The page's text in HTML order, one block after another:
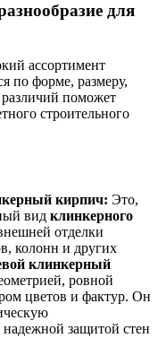
для
ассортимент
по форме, размеру,
поможет
строительного
кирпич: Это,
вид клинкерного
отделки
колонн и других
клинкерный
ровной
цветов и фактур. Он
защитой стен